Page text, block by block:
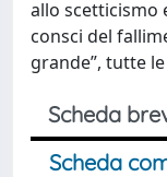
allo scetticismo
consci del
grande”, tutte
Scheda
Scheda